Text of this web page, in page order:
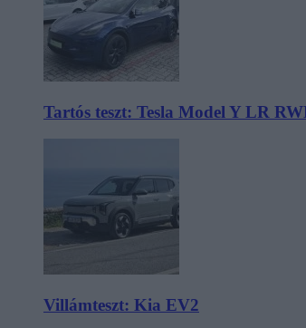
Tartós teszt: Tesla Model Y LR
Villámteszt: Kia EV2